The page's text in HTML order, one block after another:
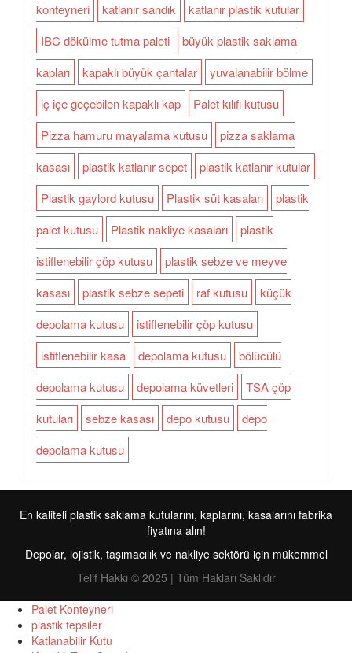
konteyneri
katlanır sandık
katlanır plastik kutular
IBC dökülme tutma paleti
büyük plastik saklama
kapları
kapaklı büyük çantalar
yuvalanabilir bölme
iç içe geçebilen kapaklı kap
Palet kılıfı kutusu
Pizza hamuru mayalama kutusu
pizza saklama
kasası
plastik katlanır sepet
plastik katlanır kutular
Plastik gaylord kutusu
Plastik süt kasaları
plastik
palet kutusu
Plastik nakliye kasaları
plastik
istiflenebilir çöp kutusu
plastik sebze ve meyve
kasası
plastik sebze sepeti raf kutusu
küçük
depolama kutusu
istiflenebilir çöp kutusu
istiflenebilir kasa
depolama kutusu
bölücülü
depolama kutusu
depolama küvetleri
TSA çöp
kutuları
sebze kasası depo kutusu
depo
depolama kutusu
En kaliteli plastik saklama kutularını, kaplarını, kasalarını fabrika
fiyatına alın!
Depolar, lojistik, taşımacılık ve nakliye sektörü için mükemmel
Telif Hakkı © 2025 | Tüm Hakları Saklıdır
Palet Konteyneri
plastik tepsiler
Katlanabilir Kutu